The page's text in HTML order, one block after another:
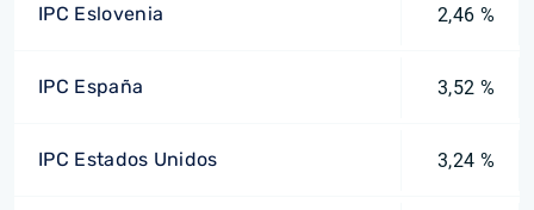
IPC Eslovenia 2,46 %
IPC España 3,52 %
IPC Estados Unidos 3,24 %